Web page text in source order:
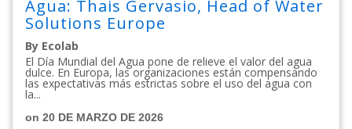
Agua: Thais Gervasio, Head of Water
Solutions Europe
By Ecolab
El Día Mundial del Agua pone de relieve el valor del agua
dulce. En Europa, las organizaciones están compensando
las expectativas más estrictas sobre el uso del agua con
la...
on 20 DE MARZO DE 2026